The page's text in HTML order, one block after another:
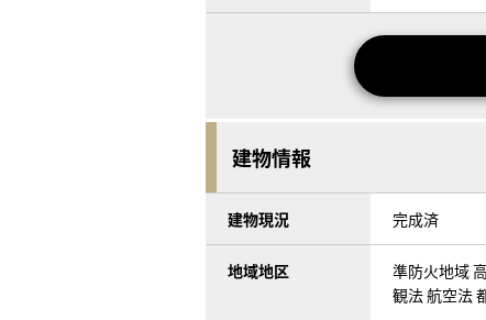
建物情報
建物現況 完成済
地域地区
準防火地域
観法 航空法